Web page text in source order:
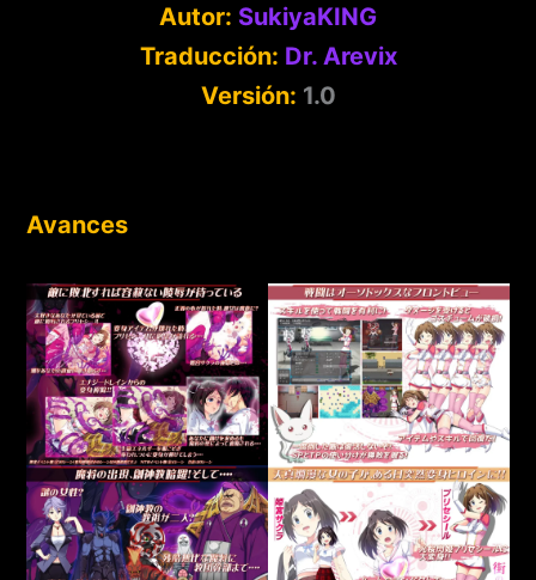
Autor: SukiyaKING
Traducción: Dr. Arevix
Versión: 1.0
Avances